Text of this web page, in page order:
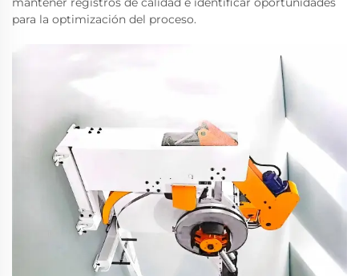
para la optimización del proceso.